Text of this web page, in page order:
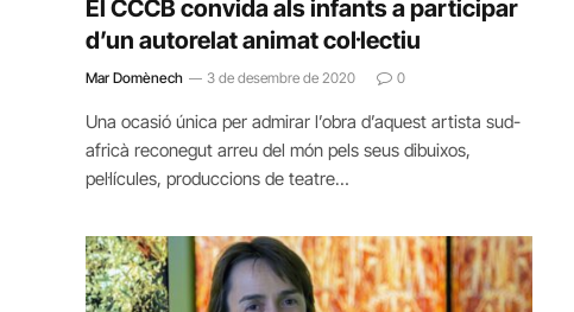
El CCCB convida als infants a participar
d’un autorelat animat col·lectiu
Mar Domènech 3 de desembre de 2020 0
Una ocasió única per admirar l’obra d’aquest artista sud-
africà reconegut arreu del món pels seus dibuixos,
pel·lícules, produccions de teatre…